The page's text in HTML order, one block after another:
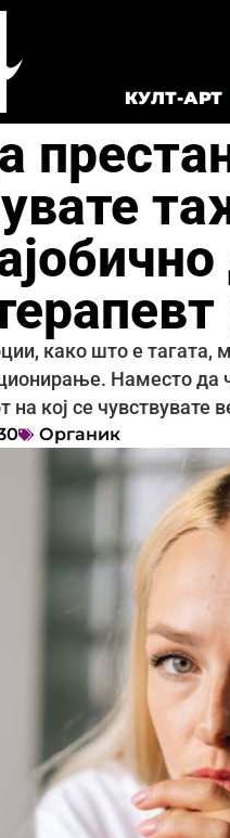
КУЛТ-АРТ
како што е
Наместо да
на кој се чувствувате
Органик